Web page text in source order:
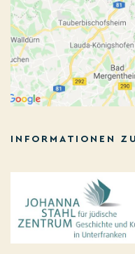
INFORMATIONEN